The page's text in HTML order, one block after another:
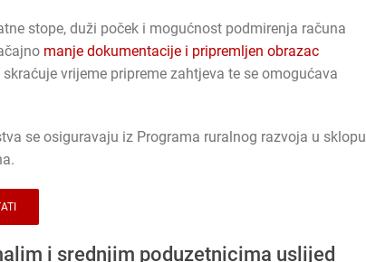
stope, duži poček i mogućnost podmirenja računa
manje dokumentacije i pripremljen obrazac
vrijeme pripreme zahtjeva te se omogućava
se osiguravaju iz Programa ruralnog razvoja u sklopu
i srednjim poduzetnicima uslijed